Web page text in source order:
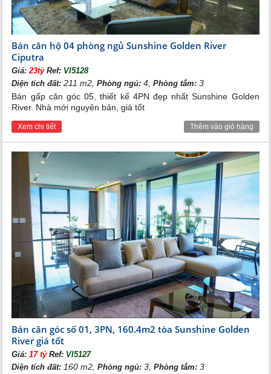
gian sân vườn riêng sang trọng đẳng cấp.
Căn hộ Sunshine Golden River thừa hưởng toàn bộ hệ thống
tiện ích đẳng cấp từ khu đô thị Nam Thăng Long. Kiến tạo nên
không gian sống xa hoa với sân Golf trên cao, thác tràn,
Skybar,... Giá bán căn hộ chung cư 4 phòng ngủ Sunshine
Golden Rivercũng vô cùng hấp dẫn. Chỉ từ 56 - 72 Tr/m2.
Mời bạn liên hệ đến văn phòng bất động sản Tân Long để được
tư vấn nhanh nhất các thông tin chi tiết vềmua, bán căn hộ
chung cư 4 phòng ngủ Sunshine Golden River.
Hotline:0989.734.734
Email: hotline@bdstanlong.vn
Website:bdstanlong.vnhoặccanhociputra.com
=> Xem thêm các sản phẩm khác tại dự án này
Bán căn hộ chung cư 2 phòng ngủ Sunshine Golden River
Bán căn hộ chung cư 3 phòng ngủ Sunshine Golden River
Bán căn hộ 04 phòng ngủ Sunshine Golden River
Ciputra
Giá:23tỷRef: VI5128
Diện tích đất: 211 m2,Phòng ngủ: 4,Phòng tắm: 3
Bán gấp căn góc 05, thiết kế 4PN đẹp nhất Sunshine Golden
River. Nhà mới nguyên bản, giá tốt
Xem chi tiết Thêm vào giỏ hàng
Bán căn góc số 01, 3PN, 160.4m2 tòa Sunshine Golden
River giá tốt
Giá:17 tỷRef: VI5127
Diện tích đất: 160 m2,Phòng ngủ: 3,Phòng tắm: 3